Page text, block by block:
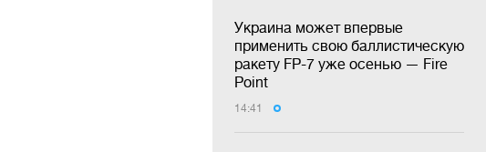
Украина может впервые
применить свою баллистическую
ракету FP-7 уже осенью — Fire
Point
14:41